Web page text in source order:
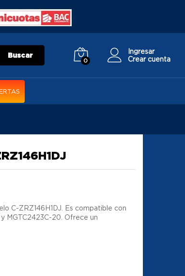
Buscar
0
Ingresar
Crear cuenta
C-ZRZ146H1DJ. Es compatible con
MGTC2423C-20. Ofrece un